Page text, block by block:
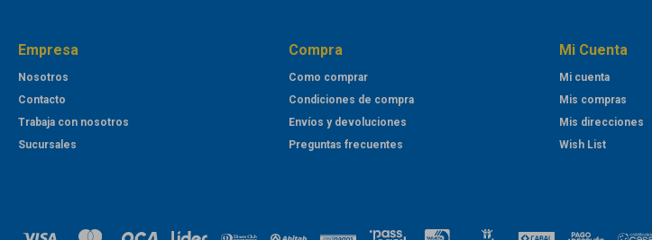
Empresa
Nosotros
Contacto
Trabaja con nosotros
Sucursales
Compra
Como comprar
Condiciones de compra
Envíos y devoluciones
Preguntas frecuentes
Mi Cuenta
Mi cuenta
Mis compras
Mis direcciones
Wish List